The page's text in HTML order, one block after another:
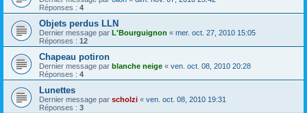
Réponses : 4
Objets perdus LLN
Dernier message par L'Bourguignon « mer. oct. 27, 2010 15:05
Réponses : 12
Chapeau potiron
Dernier message par blanche neige « ven. oct. 08, 2010 20:28
Réponses : 4
Lunettes
Dernier message par scholzi « ven. oct. 08, 2010 19:31
Réponses : 3